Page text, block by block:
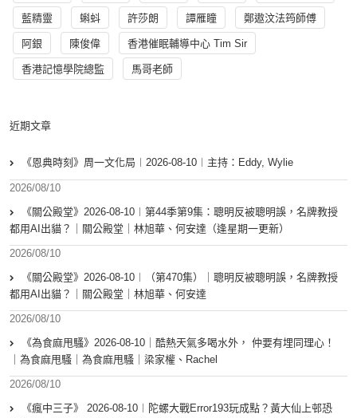
藍精靈 蝌蚪 許莎朗 譚雁瞳 鄭遨汶法筠師傅
阿銀 陳俊偉 香港催眠輔導中心 Tim Sir
香港記憶學院總監 馬哥老師
近期文章
《恩典時刻》周一文化局︱2026-08-10︱主持：Eddy, Wylie
2026/08/10
《關公殿堂》2026-08-10︱第44季第9集：聰明反被聰明誤，名牌教授
都用AI出貓？｜關公殿堂｜林旭華、何安達（逢星期一更新）
2026/08/10
《關公殿堂》2026-08-10︱（第470集）｜聰明反被聰明誤，名牌教授
都用AI出貓？｜關公殿堂｜林旭華、何安達
2026/08/10
《為食麻甩騷》2026-08-10｜酷熱天氣多喝水外， 仲要有埋同理心！
｜為食麻甩騷｜為食麻甩騷｜梁家權、Rachel
2026/08/10
《瘋中三子》 2026-08-10︱陀螺大戰Error193玩成點？黃大仙上邨恐